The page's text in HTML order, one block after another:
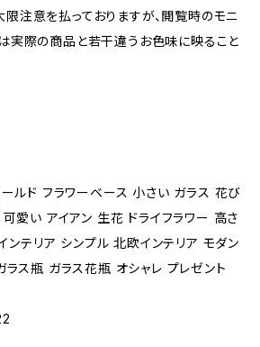
注意を払っておりますが、閲覧時のモニ
実際の商品と若干違うお色味に映ること
ルド フラワーベース 小さい ガラス 花び
愛い アイアン 生花 ドライフラワー 高さ
テリア シンプル 北欧インテリア モダン
ス瓶 ガラス花瓶 オシャレ プレゼント